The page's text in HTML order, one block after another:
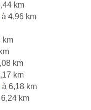
km
à 4,96 km
km
km
km
à 6,18 km
km